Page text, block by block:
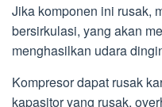
Jika komponen ini rusak,
bersirkulasi, yang akan
menghasilkan udara
Kompresor dapat rusak
kapasitor yang rusak,